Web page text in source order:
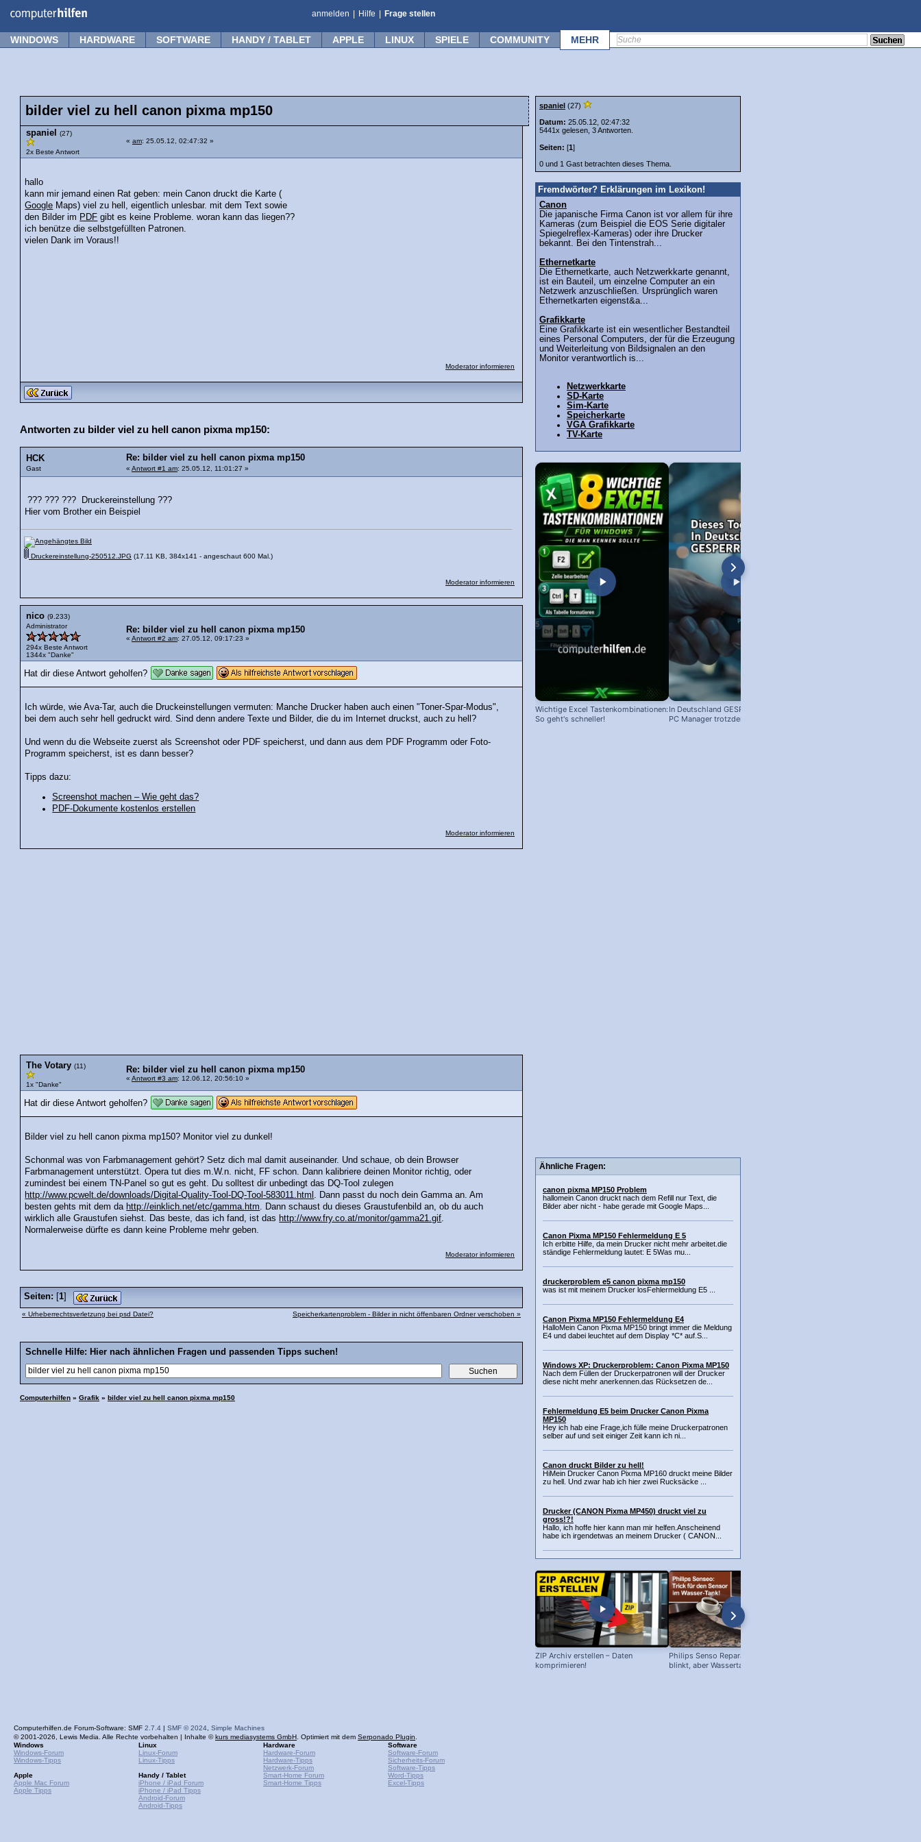
anmelden Hilfe Frage stellen
WINDOWS HARDWARE SOFTWARE HANDY / TABLET APPLE LINUX SPIELE COMMUNITY MEHR
bilder viel zu hell canon pixma mp150
spaniel (27)
2x Beste Antwort
« am: 25.05.12, 02:47:32 »
hallo
kann mir jemand einen Rat geben: mein Canon druckt die Karte (
Google Maps) viel zu hell, eigentlich unlesbar. mit dem Text sowie
den Bilder im PDF gibt es keine Probleme. woran kann das liegen??
ich benütze die selbstgefüllten Patronen.
vielen Dank im Voraus!!
Moderator informieren
Antworten zu bilder viel zu hell canon pixma mp150:
HCK
Gast
Re: bilder viel zu hell canon pixma mp150
« Antwort #1 am: 25.05.12, 11:01:27 »
??? ??? ??? Druckereinstellung ???
Hier vom Brother ein Beispiel
Druckereinstellung-250512.JPG (17.11 KB, 384x141 - angeschaut 600 Mal.)
Moderator informieren
nico (9.233)
Administrator
294x Beste Antwort
1344x "Danke"
Re: bilder viel zu hell canon pixma mp150
« Antwort #2 am: 27.05.12, 09:17:23 »
Hat dir diese Antwort geholfen?
Ich würde, wie Ava-Tar, auch die Druckeinstellungen vermuten: Manche Drucker haben auch einen "Toner-Spar-Modus",
bei dem auch sehr hell gedruckt wird. Sind denn andere Texte und Bilder, die du im Internet druckst, auch zu hell?
Und wenn du die Webseite zuerst als Screenshot oder PDF speicherst, und dann aus dem PDF Programm oder Foto-
Programm speicherst, ist es dann besser?
Tipps dazu:
Screenshot machen – Wie geht das?
PDF-Dokumente kostenlos erstellen
Moderator informieren
The Votary (11)
1x "Danke"
Re: bilder viel zu hell canon pixma mp150
« Antwort #3 am: 12.06.12, 20:56:10 »
Hat dir diese Antwort geholfen?
Bilder viel zu hell canon pixma mp150? Monitor viel zu dunkel!
Schonmal was von Farbmanagement gehört? Setz dich mal damit auseinander. Und schaue, ob dein Browser
Farbmanagement unterstützt. Opera tut dies m.W.n. nicht, FF schon. Dann kalibriere deinen Monitor richtig, oder
zumindest bei einem TN-Panel so gut es geht. Du solltest dir unbedingt das DQ-Tool zulegen
http://www.pcwelt.de/downloads/Digital-Quality-Tool-DQ-Tool-583011.html
. Dann passt du noch dein Gamma an. Am
besten gehts mit dem da http://einklich.net/etc/gamma.htm . Dann schaust du dieses Graustufenbild an, ob du auch
wirklich alle Graustufen siehst. Das beste, das ich fand, ist das http://www.fry.co.at/monitor/gamma21.gif
Normalerweise dürfte es dann keine Probleme mehr geben.
Moderator informieren
Seiten: [1]
« Urheberrechtsverletzung bei psd Datei? Speicherkartenproblem - Bilder in nicht öffenbaren Ordner verschoben »
Schnelle Hilfe: Hier nach ähnlichen Fragen und passenden Tipps suchen!
Computerhilfen » Grafik » bilder viel zu hell canon pixma mp150
spaniel (27)
Datum: 25.05.12, 02:47:32
5441x gelesen, 3 Antworten.
Seiten: [1]
0 und 1 Gast betrachten dieses Thema.
Fremdwörter? Erklärungen im Lexikon!
Canon
Die japanische Firma Canon ist vor allem für ihre
Kameras (zum Beispiel die EOS Serie digitaler
Spiegelreflex-Kameras) oder ihre Drucker
bekannt. Bei den Tintenstrah...
Ethernetkarte
Die Ethernetkarte, auch Netzwerkkarte genannt,
ist ein Bauteil, um einzelne Computer an ein
Netzwerk anzuschließen. Ursprünglich waren
Ethernetkarten eigenst&a...
Grafikkarte
Eine Grafikkarte ist ein wesentlicher Bestandteil
eines Personal Computers, der für die Erzeugung
und Weiterleitung von Bildsignalen an den
Monitor verantwortlich is...
Netzwerkkarte
SD-Karte
Sim-Karte
Speicherkarte
VGA Grafikkarte
TV-Karte
Wichtige Excel Tastenkombinationen:
So geht's schneller!
In Deutschland GESPERRT: Microsoft
PC Manager trotzdem installieren
Ähnliche Fragen:
canon pixma MP150 Problem
hallomein Canon druckt nach dem Refill nur Text, die
Bilder aber nicht - habe gerade mit Google Maps...
Canon Pixma MP150 Fehlermeldung E 5
Ich erbitte Hilfe, da mein Drucker nicht mehr arbeitet.die
ständige Fehlermeldung lautet: E 5Was mu...
druckerproblem e5 canon pixma mp150
was ist mit meinem Drucker losFehlermeldung E5 ...
Canon Pixma MP150 Fehlermeldung E4
HalloMein Canon Pixma MP150 bringt immer die Meldung
E4 und dabei leuchtet auf dem Display *C* auf.S...
Windows XP: Druckerproblem: Canon Pixma MP150
Nach dem Füllen der Druckerpatronen will der Drucker
diese nicht mehr anerkennen.das Rücksetzen de...
Fehlermeldung E5 beim Drucker Canon Pixma
MP150
Hey ich hab eine Frage,ich fülle meine Druckerpatronen
selber auf und seit einiger Zeit kann ich ni...
Canon druckt Bilder zu hell!
HiMein Drucker Canon Pixma MP160 druckt meine Bilder
zu hell. Und zwar hab ich hier zwei Rucksäcke ...
Drucker (CANON Pixma MP450) druckt viel zu
gross!?!
Hallo, ich hoffe hier kann man mir helfen.Anscheinend
habe ich irgendetwas an meinem Drucker ( CANON...
ZIP Archiv erstellen – Daten
komprimieren!
Philips Senso Reparatur: Blaue LED
blinkt, aber Wassertank voll?
Computerhilfen.de Forum-Software: SMF 2.7.4 | SMF © 2024 Simple Machines
© 2001-2026, Lewis Media. Alle Rechte vorbehalten | Inhalte ©kurs mediasystems GmbH . Optimiert mit dem Serponado Plugin
Windows
Windows-Forum
Windows-Tipps
Apple
Apple Mac Forum
Apple Tipps
Linux
Linux-Forum
Linux-Tipps
Handy / Tablet
iPhone / iPad Forum
iPhone / iPad Tipps
Android-Forum
Android-Tipps
Hardware
Hardware-Forum
Hardware-Tipps
Netzwerk-Forum
Smart-Home Forum
Smart-Home Tipps
Software
Software-Forum
Sicherheits-Forum
Software-Tipps
Word-Tipps
Excel-Tipps